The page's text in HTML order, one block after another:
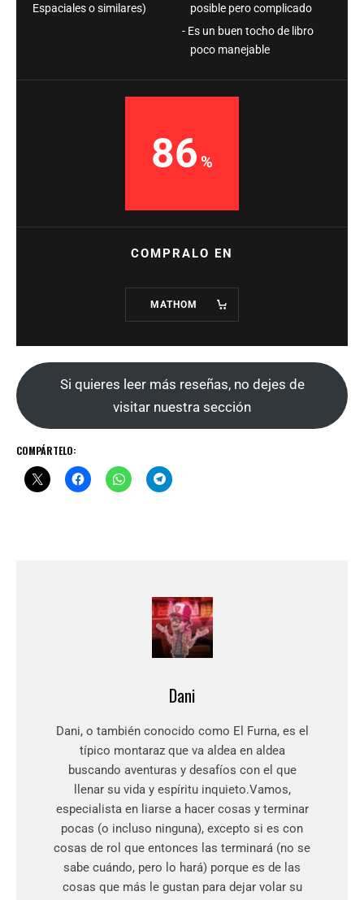
Espaciales o similares)
posible pero complicado
Es un buen tocho de libro
poco manejable
86
COMPRALO EN
MATHOM
Si quieres leer más reseñas, no dejes de
visitar nuestra sección
COMPÁRTELO:
Dani
Dani, o también conocido como El Furna, es el
típico montaraz que va aldea en aldea
buscando aventuras y desafíos con el que
llenar su vida y espíritu inquieto.Vamos,
especialista en liarse a hacer cosas y terminar
pocas (o incluso ninguna), excepto si es con
cosas de rol que entonces las terminará (no se
sabe cuándo, pero lo hará) porque es de las
cosas que más le gustan para dejar volar su